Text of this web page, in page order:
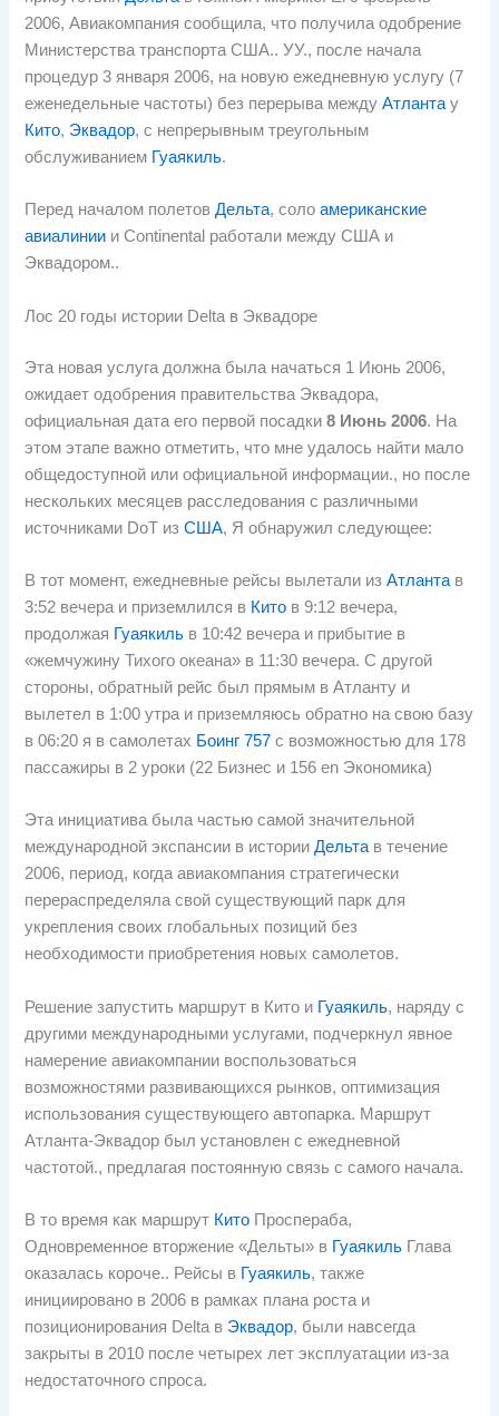
2006, Авиакомпания сообщила, что получила одобрение
Министерства транспорта США.. УУ., после начала
процедур 3 января 2006, на новую ежедневную услугу (7
еженедельные частоты) без перерыва междуАтланта у
Кито, Эквадор, с непрерывным треугольным
обслуживанием Гуаякиль.
Перед началом полетовДельта, солоамериканские
авиалинии и Continental работали между США и
Эквадором..
Лос 20 годы истории Delta в Эквадоре
Эта новая услуга должна была начаться 1 Июнь 2006,
ожидает одобрения правительства Эквадора,
официальная дата его первой посадки8 Июнь 2006. На
этом этапе важно отметить, что мне удалось найти мало
общедоступной или официальной информации., но после
нескольких месяцев расследования с различными
источниками DoT изСША, Я обнаружил следующее:
В тот момент, ежедневные рейсы вылетали изАтланта в
3:52 вечера и приземлился в Кито в 9:12 вечера,
продолжая Гуаякиль в 10:42 вечера и прибытие в
«жемчужину Тихого океана» в 11:30 вечера. С другой
стороны, обратный рейс был прямым в Атланту и
вылетел в 1:00 утра и приземляюсь обратно на свою базу
в 06:20 я в самолетах Боинг 757 с возможностью для 178
пассажиры в 2 уроки (22 Бизнес и 156 en Экономика)
Эта инициатива была частью самой значительной
международной экспансии в историиДельтав течение
2006, период, когда авиакомпания стратегически
перераспределяла свой существующий парк для
укрепления своих глобальных позиций без
необходимости приобретения новых самолетов.
Решение запустить маршрут в Кито и Гуаякиль, наряду с
другими международными услугами, подчеркнул явное
намерение авиакомпании воспользоваться
возможностями развивающихся рынков, оптимизация
использования существующего автопарка. Маршрут
Атланта-Эквадор был установлен с ежедневной
частотой., предлагая постоянную связь с самого начала.
В то время как маршрут Кито Проспераба,
Одновременное вторжение «Дельты» в Гуаякиль Глава
оказалась короче.. Рейсы в Гуаякиль, также
инициировано в 2006 в рамках плана роста и
позиционирования Delta в Эквадор, были навсегда
закрыты в 2010 после четырех лет эксплуатации из-за
недостаточного спроса.